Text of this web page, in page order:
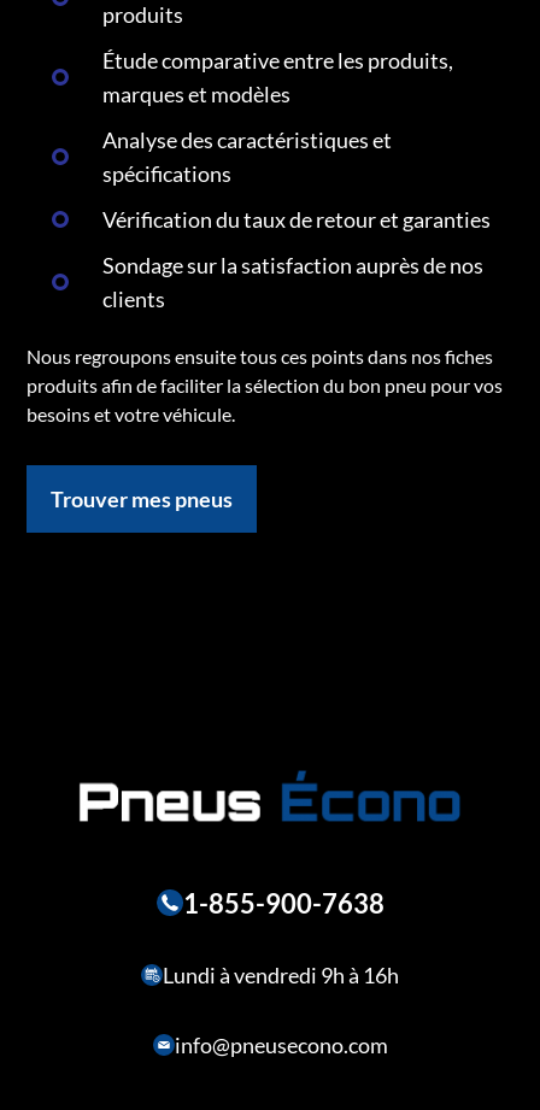
produits
Étude comparative entre les produits,
marques et modèles
Analyse des caractéristiques et
spécifications
Vérification du taux de retour et garanties
Sondage sur la satisfaction auprès de nos
clients
Nous regroupons ensuite tous ces points dans nos fiches
produits afin de faciliter la sélection du bon pneu pour vos
besoins et votre véhicule.
Trouver mes pneus
1-855-900-7638
Lundi à vendredi 9h à 16h
info@pneusecono.com